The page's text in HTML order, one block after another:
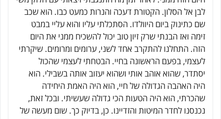
לבן אל הסלון. הקטורת דעכה והנרות כמעט כבו. הוא שכב
שם כתינוק ביום היוולדו. הסתכלתי עליו והוא עליי במבט
זימה ואז הבנתי שרק זיון טוב יכול להשכיח ממני את היום
הזה. התחלנו להתקרב אחד לשני, ערומים ומרומים. שיקרתי
לעצמי, בפעם הראשונה בחיי. הבטחתי לעצמי שהכול
יסתדר, שהוא אוהב אותי ושהוא יעזוב אותה בשבילי. הוא
היה האהבה הגדולה של חיי, הוא היה האמת היחידה
שהכרתי, הוא היה הטעות הכי גדולה שעשיתי. ובכל זאת,
נכנסנו לחדר המיטות והזדיינו. כן, בדיוק כך. שום מעשה של